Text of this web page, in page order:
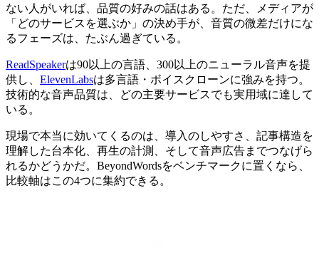
ない人がいれば、品質の好みの話はある。ただ、メディアが
「どのサービスを選ぶか」の決め手が、音質の微差だけにな
るフェーズは、たぶん過ぎている。
ReadSpeakerは90以上の言語、300以上のニューラル音声を提
供し、 ElevenLabsは多言語・ボイスクローンに強みを持つ。
技術的な音声品質は、どの主要サービスでも実用域に達して
いる。
現場で本当に効いてくるのは、導入のしやすさ、記事構造を
理解した台本化、再生の計測、そして音声広告までつなげら
れるかどうかだ。BeyondWordsをベンチマークに置くなら、
比較軸はこの4つに集約できる。